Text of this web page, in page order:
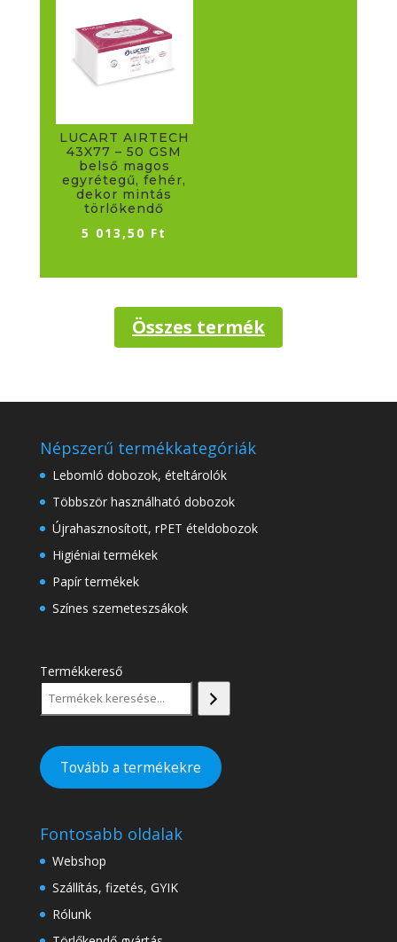
LUCART AIRTECH
43X77 – 50 GSM
belső magos
egyrétegű, fehér,
dekor mintás
törlőkendő
5 013,50 Ft
Összes termék
Népszerű termékkategóriák
Lebomló dobozok, ételtárolók
Többször használható dobozok
Újrahasznosított, rPET ételdobozok
Higiéniai termékek
Papír termékek
Színes szemeteszsákok
Termékkereső
Tovább a termékekre
Fontosabb oldalak
Webshop
Szállítás, fizetés, GYIK
Rólunk